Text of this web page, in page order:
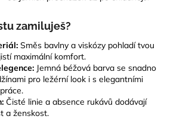
zamiluješ?
Směs bavlny a viskózy pohladí tvou
maximální komfort.
Jemná béžová barva se snadno
pro ležérní look i s elegantními
Čisté linie a absence rukávů dodávají
a ženskost.